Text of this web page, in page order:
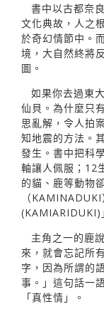
書中以古都奈
文化典故，人之
於奇幻情節中。
境，大自然終將
圖。
如果你去過東
仙貝。為什麼只
思亂解，令人拍
知地震的方法。
發生。書中把科
軸讓人佩服；12
的貓、鹿等動物
（
(KAMIARIDUKI)
主角之一的鹿
來，就會忘記所
字，因為所謂的
事。」這句話一
「真性情」。